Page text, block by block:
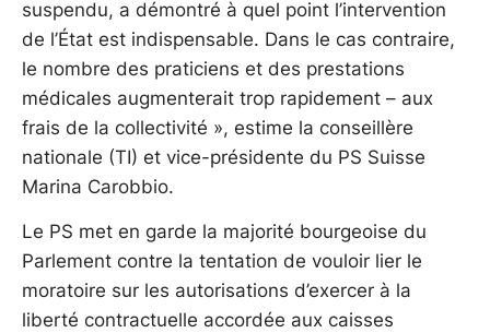
suspendu, a démontré à quel point l’intervention
de l’État est indispensable. Dans le cas contraire,
le nombre des praticiens et des prestations
médicales augmenterait trop rapidement – aux
frais de la collectivité », estime la conseillère
nationale (TI) et vice-présidente du PS Suisse
Marina Carobbio.
Le PS met en garde la majorité bourgeoise du
Parlement contre la tentation de vouloir lier le
moratoire sur les autorisations d’exercer à la
liberté contractuelle accordée aux caisses